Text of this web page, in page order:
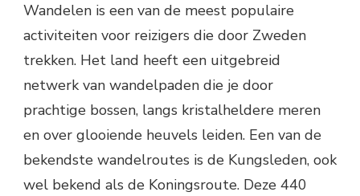
Wandelen is een van de meest populaire
activiteiten voor reizigers die door Zweden
trekken. Het land heeft een uitgebreid
netwerk van wandelpaden die je door
prachtige bossen, langs kristalheldere meren
en over glooiende heuvels leiden. Een van de
bekendste wandelroutes is de Kungsleden, ook
wel bekend als de Koningsroute. Deze 440